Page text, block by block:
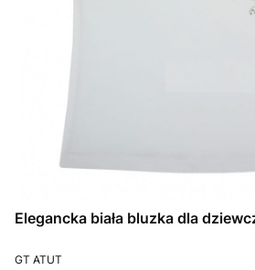
Elegancka biała bluzka dla
PRODUCENT
GT ATUT